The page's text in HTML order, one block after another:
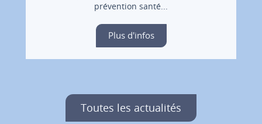
prévention santé...
Plus d'infos
Toutes les actualités